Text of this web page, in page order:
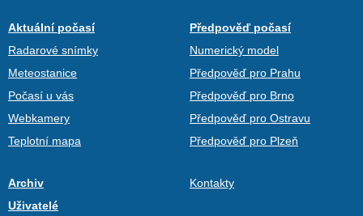
Aktuální počasí
Radarové snímky
Meteostanice
Počasí u vás
Webkamery
Teplotní mapa
Předpověď počasí
Numerický model
Předpověď pro Prahu
Předpověď pro Brno
Předpověď pro Ostravu
Předpověď pro Plzeň
Archiv
Uživatelé
Kontakty